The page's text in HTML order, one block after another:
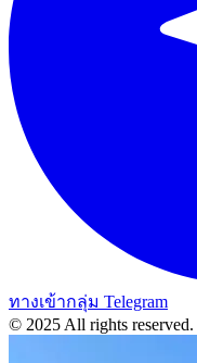
ทางเข้ากลุ่ม Telegram
© 2025 All rights reserved.